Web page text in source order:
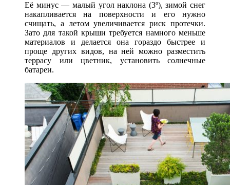
Её минус — малый угол наклона (3º), зимой снег
накапливается на поверхности и его нужно
счищать, а летом увеличивается риск протечки.
Зато для такой крыши требуется намного меньше
материалов и делается она гораздо быстрее и
проще других видов, на ней можно разместить
террасу или цветник, установить солнечные
батареи.